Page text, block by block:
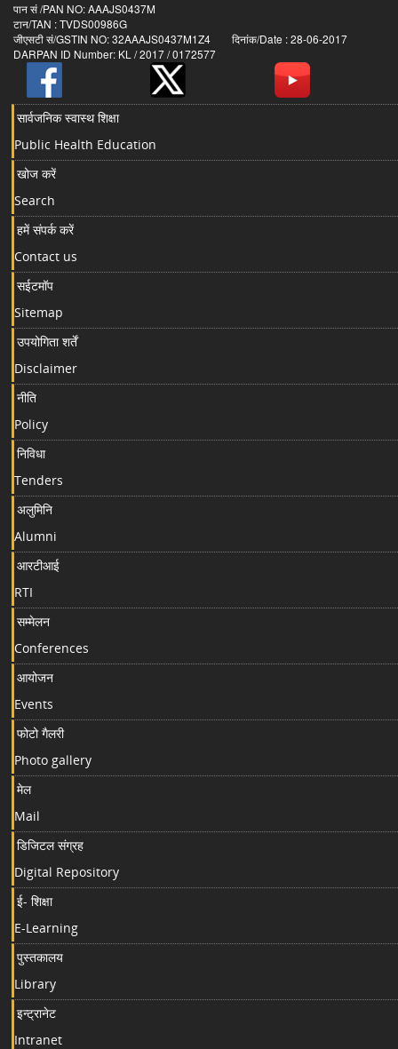
पान सं /PAN NO: AAAJS0437M
टान/TAN : TVDS00986G
जीएसटी सं/GSTIN NO: 32AAAJS0437M1Z4 दिनांक/Date : 28-06-2017
DARPAN ID Number: KL / 2017 / 0172577
सार्वजनिक स्वास्थ शिक्षा
Public Health Education
खोज करें
Search
हमें संपर्क करें
Contact us
सईटमॉप
Sitemap
उपयोगिता शर्तें
Disclaimer
नीति
Policy
निविधा
Tenders
अलुमिनि
Alumni
आरटीआई
RTI
सम्मेलन
Conferences
आयोजन
Events
फोटो गैलरी
Photo gallery
मेल
Mail
डिजिटल संग्रह
Digital Repository
ई- शिक्षा
E-Learning
पुस्तकालय
Library
इन्ट्रानेट
Intranet